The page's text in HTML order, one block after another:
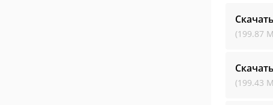
(199.87
(199.43